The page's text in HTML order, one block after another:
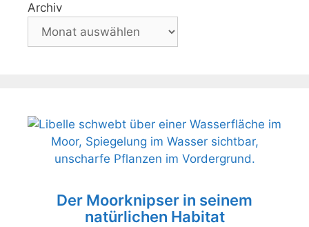
Archiv
Der Moorknipser in seinem
natürlichen Habitat